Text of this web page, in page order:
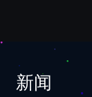
新闻